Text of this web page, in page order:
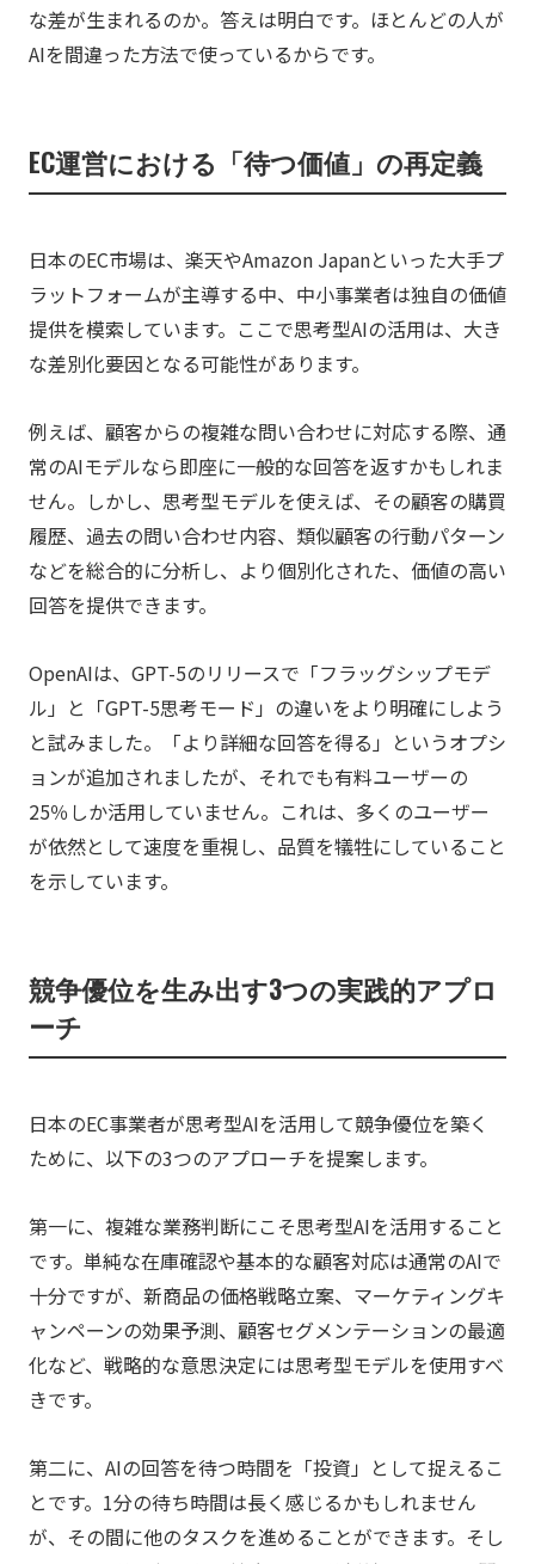
な差が生まれるのか。答えは明白です。ほとんどの人が
AIを間違った方法で使っているからです。
EC運営における「待つ価値」の再定義
日本のEC市場は、楽天やAmazon Japanといった大手プ
ラットフォームが主導する中、中小事業者は独自の価値
提供を模索しています。ここで思考型AIの活用は、大き
な差別化要因となる可能性があります。
例えば、顧客からの複雑な問い合わせに対応する際、通
常のAIモデルなら即座に一般的な回答を返すかもしれま
せん。しかし、思考型モデルを使えば、その顧客の購買
履歴、過去の問い合わせ内容、類似顧客の行動パターン
などを総合的に分析し、より個別化された、価値の高い
回答を提供できます。
OpenAIは、GPT-5のリリースで「フラッグシップモデ
ル」と「GPT-5思考モード」の違いをより明確にしよう
と試みました。「より詳細な回答を得る」というオプシ
ョンが追加されましたが、それでも有料ユーザーの
25％しか活用していません。これは、多くのユーザー
が依然として速度を重視し、品質を犠牲にしていること
を示しています。
競争優位を生み出す3つの実践的アプロ
ーチ
日本のEC事業者が思考型AIを活用して競争優位を築く
ために、以下の3つのアプローチを提案します。
第一に、複雑な業務判断にこそ思考型AIを活用すること
です。単純な在庫確認や基本的な顧客対応は通常のAIで
十分ですが、新商品の価格戦略立案、マーケティングキ
ャンペーンの効果予測、顧客セグメンテーションの最適
化など、戦略的な意思決定には思考型モデルを使用すべ
きです。
第二に、AIの回答を待つ時間を「投資」として捉えるこ
とです。1分の待ち時間は長く感じるかもしれません
が、その間に他のタスクを進めることができます。そし